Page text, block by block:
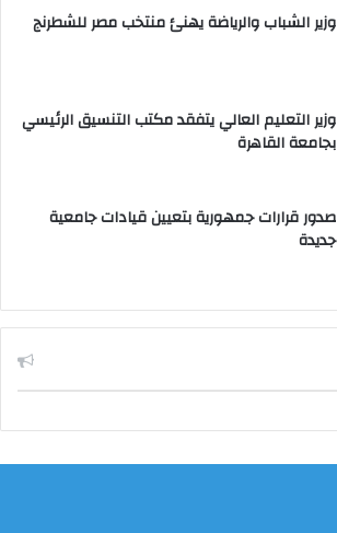
وزير الشباب والرياضة يهنئ منتخب مصر للشطرنج
وزير التعليم العالي يتفقد مكتب التنسيق الرئيسي
بجامعة القاهرة
صدور قرارات جمهورية بتعيين قيادات جامعية
جديدة